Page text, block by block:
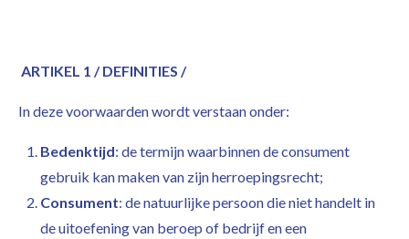
ARTIKEL 1 / DEFINITIES /
In deze voorwaarden wordt verstaan onder:
Bedenktijd: de termijn waarbinnen de consument
gebruik kan maken van zijn herroepingsrecht;
Consument: de natuurlijke persoon die niet handelt in
de uitoefening van beroep of bedrijf en een